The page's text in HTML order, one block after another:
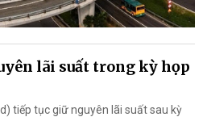
lãi suất trong kỳ họp
tiếp tục giữ nguyên lãi suất sau kỳ